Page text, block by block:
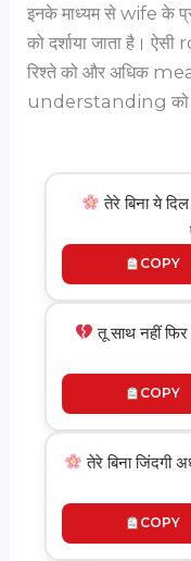
इनके माध्यम से wife के
को दर्शाया जाता है।
रिश्ते को और अधिक
understanding को
तेरे बिना ये
COPY
तू साथ नहीं
COPY
तेरे बिना जिंदगी
COPY